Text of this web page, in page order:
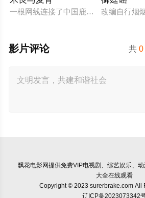
一根网线连接了中国鹿鸣村和英国牛津
改编自行烟
共0
影片评论
飘花电影网提供免费VIP电视剧、综艺娱乐、
大全在线观看
Copyright © 2023 surerbrake.com All
辽ICP备2023073342